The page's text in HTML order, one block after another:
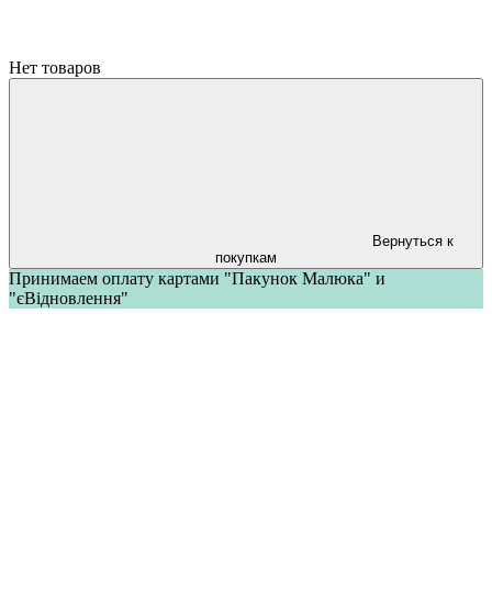
Нет товаров
Вернуться к
покупкам
Принимаем оплату картами "Пакунок Малюка" и
"єВідновлення"